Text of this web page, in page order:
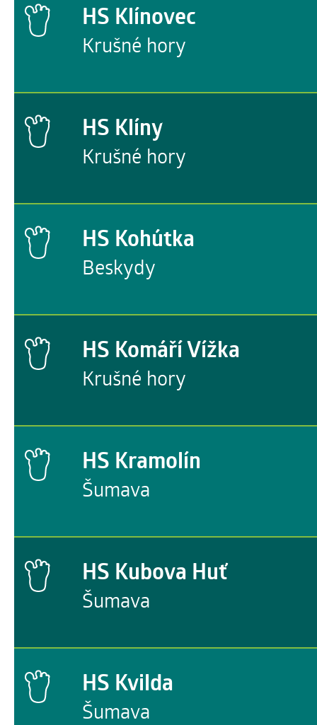
HS Klínovec
Krušné hory
HS Klíny
Krušné hory
HS Kohútka
Beskydy
HS Komáří Vížka
Krušné hory
HS Kramolín
Šumava
HS Kubova Huť
Šumava
HS Kvilda
Šumava